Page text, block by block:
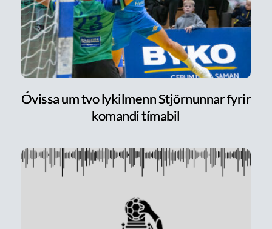
Óvissa um tvo lykilmenn Stjörnunnar fyrir
komandi tímabil